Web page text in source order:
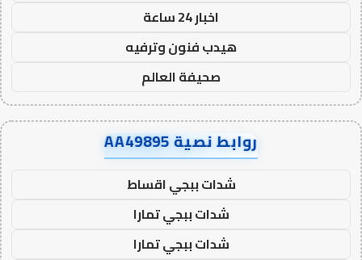
اخبار 24 ساعة
هيدب فنون وترفيه
صحيفة العالم
روابط نصية AA49895
شدات ببجي اقساط
شدات ببجي تمارا
شدات ببجي تمارا